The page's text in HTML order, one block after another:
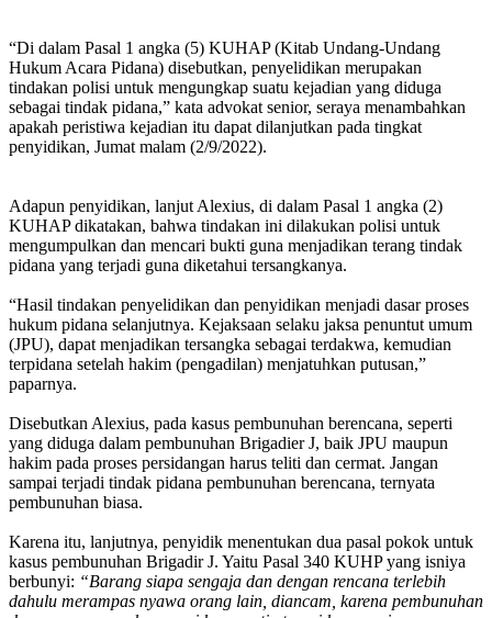
“Di dalam Pasal 1 angka (5) KUHAP (Kitab Undang-Undang
Hukum Acara Pidana) disebutkan, penyelidikan merupakan
tindakan polisi untuk mengungkap suatu kejadian yang diduga
sebagai tindak pidana,” kata advokat senior, seraya menambahkan
apakah peristiwa kejadian itu dapat dilanjutkan pada tingkat
penyidikan, Jumat malam (2/9/2022).
Adapun penyidikan, lanjut Alexius, di dalam Pasal 1 angka (2)
KUHAP dikatakan, bahwa tindakan ini dilakukan polisi untuk
mengumpulkan dan mencari bukti guna menjadikan terang tindak
pidana yang terjadi guna diketahui tersangkanya.
“Hasil tindakan penyelidikan dan penyidikan menjadi dasar proses
hukum pidana selanjutnya. Kejaksaan selaku jaksa penuntut umum
(JPU), dapat menjadikan tersangka sebagai terdakwa, kemudian
terpidana setelah hakim (pengadilan) menjatuhkan putusan,”
paparnya.
Disebutkan Alexius, pada kasus pembunuhan berencana, seperti
yang diduga dalam pembunuhan Brigadier J, baik JPU maupun
hakim pada proses persidangan harus teliti dan cermat. Jangan
sampai terjadi tindak pidana pembunuhan berencana, ternyata
pembunuhan biasa.
Karena itu, lanjutnya, penyidik menentukan dua pasal pokok untuk
kasus pembunuhan Brigadir J. Yaitu Pasal 340 KUHP yang isniya
berbunyi: “Barang siapa sengaja dan dengan rencana terlebih
dahulu merampas nyawa orang lain, diancam, karena pembunuhan